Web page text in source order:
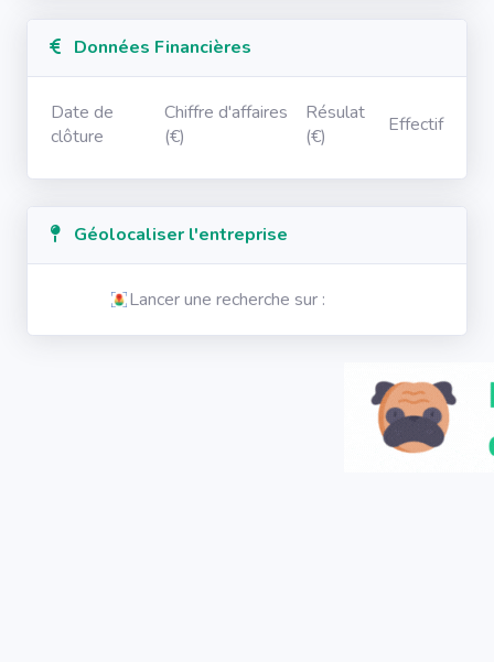
Données Financières
Date de
clôture
Chiffre d'affaires
(€)
Résulat
(€)
Effectif
Géolocaliser l'entreprise
Lancer une recherche sur :